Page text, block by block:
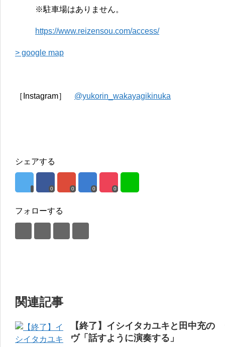
※駐車場はありません。
https://www.reizensou.com/access/
> google map
［Instagram］ @yukorin_wakayagikinuka
シェアする
0 0 0 0
フォローする
関連記事
【終了】イシイタカユキと田中充
ヴ「話すように演奏する」